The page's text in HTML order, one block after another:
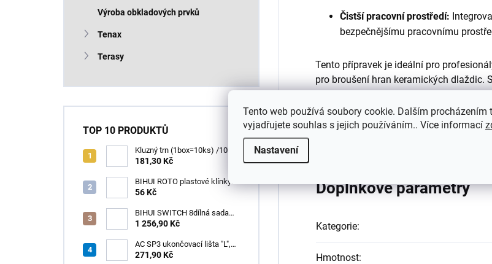
Tento web používá soubory cookie. Dalším procházením
vyjadřujete souhlas s jejich používáním.. Více informací
Nastavení
Výroba obkladových prvků
Tenax
Terasy
TOP 10 PRODUKTŮ
Kluzný trn (1box=10ks) /10ks
181,30 Kč
BIHUI ROTO plastové klínky
1–13 mm – balení 50 ks
56 Kč
BIHUI SWITCH 8dílná sada
zubových hladítek INOX –
boxu
1 256,90 Kč
AC SP3 ukončovací lišta "L",
PREMIUM, hliník elox titan, v:
271,90 Kč
Čistší pracovní prostředí:
bezpečnějšímu pracovnímu
Tento přípravek je ideální pro
pro broušení hran keramických dlaždic. S
hran s minimálním úsilím a maximální
Objednejte si MECHANIC
efektivitu své práce při
Doplňkové parametry
Kategorie:
Hmotnost: